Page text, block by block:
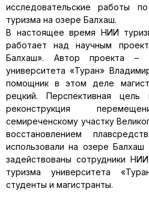
исследовательские работы
туризма на озере Балхаш.
В настоящее время НИИ
работает над научным
Балхаш». Автор проекта –
университета «Туран»
помощник в этом деле
рецкий. Перспективная цель
реконструкция
семиреченскому участку
восстановлением
использовали на озере
задействованы сотрудники
туризма университета
студенты и магистранты.